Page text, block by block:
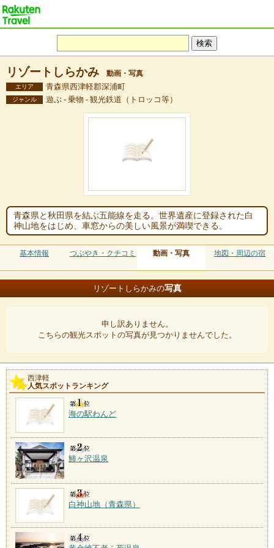
リゾートしらかみ 動画・写真
エリア 青森県西津軽郡深浦町
ジャンル 遊ぶ - 乗物 - 観光鉄道（トロッコ等）
青森県と秋田県を結ぶ五能線を走る。世界遺産に登録された白
神山地をはじめ、車窓からの美しい風景が満喫できる。
基本情報 つぶやき・クチコミ 動画・写真 地図・周辺の宿
リゾートしらかみの写真
申し訳ありません。
こちらの観光スポットの写真が見つかりませんでした。
西津軽
人気スポットランキング
海の駅わんど
鯵ヶ沢温泉
白神山地（青森県）